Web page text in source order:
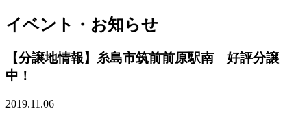
イベント・お知らせ
【分譲地情報】糸島市筑前前原駅南 好評分譲
中！
2019.11.06